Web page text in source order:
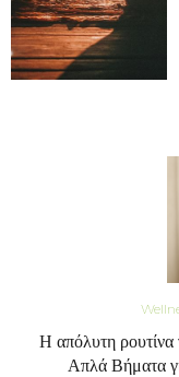
Η απόλυτη
Απλά Βήματα